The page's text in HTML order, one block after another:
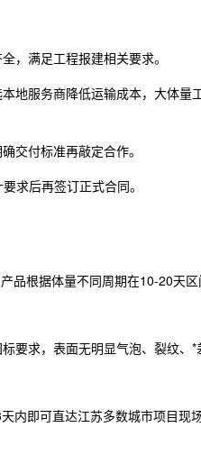
，满足工程报建相关要求。
地服务商降低运输成本，大体量
交付标准再敲定合作。
求后再签订正式合同。
品根据体量不同周期在10-20天
要求，表面无明显气泡、裂纹、*
内即可直达江苏多数城市项目现